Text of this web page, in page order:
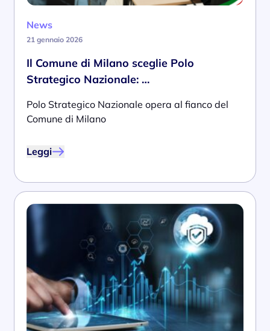
News
21 gennaio 2026
Il Comune di Milano sceglie Polo
Strategico Nazionale: …
Polo Strategico Nazionale opera al fianco del
Comune di Milano
Leggi